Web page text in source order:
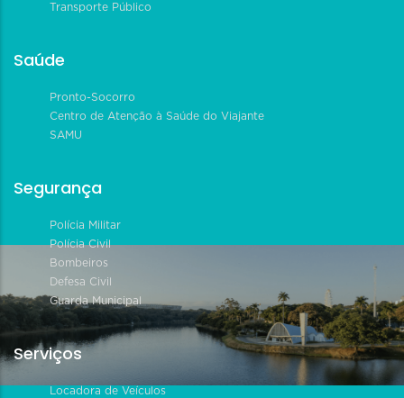
Transporte Público
Saúde
Pronto-Socorro
Centro de Atenção à Saúde do Viajante
SAMU
Segurança
Polícia Militar
Polícia Civil
Bombeiros
Defesa Civil
Guarda Municipal
Serviços
Locadora de Veículos